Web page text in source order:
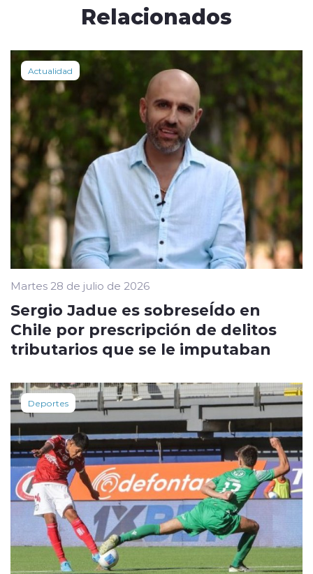
Relacionados
Actualidad
Martes 28 de julio de 2026
Sergio Jadue es sobreseÍdo en
Chile por prescripción de delitos
tributarios que se le imputaban
Deportes